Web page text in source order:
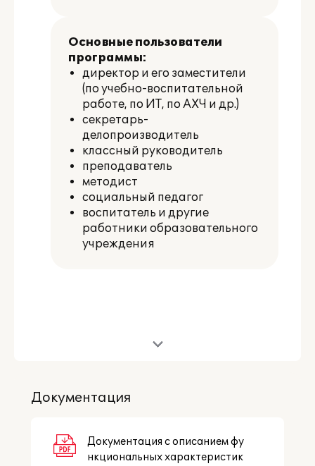
Основные пользователи
программы:
директор и его заместители
(по учебно-воспитательной
работе, по ИТ, по АХЧ и др.)
секретарь-
делопроизводитель
классный руководитель
преподаватель
методист
социальный педагог
воспитатель и другие
работники образовательного
учреждения
Подробное описание
Документация
Документация с описанием фу
нкциональных характеристик